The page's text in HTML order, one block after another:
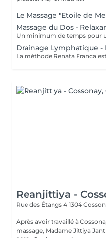
Le Massage "Etoile de
Massage du Dos -
Drainage Lymphatique -
Reanjittiya -
Rue des Étangs 4 1304
Après avoir travaillé à
massage, Madame Jittiya